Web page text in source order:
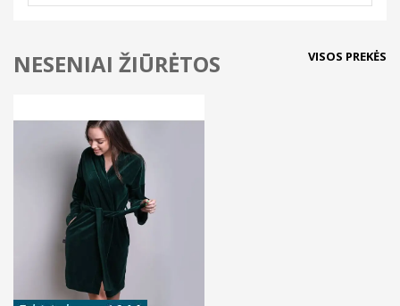
NESENIAI ŽIŪRĖTOS VISOS PREKĖS